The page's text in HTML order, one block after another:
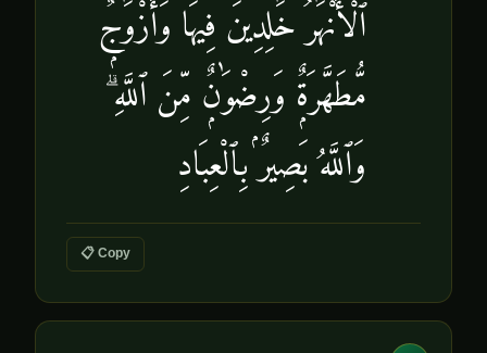
ٱلْأَنْهَٰرُ خَٰلِدِينَ فِيهَا وَأَزْوَٰجٌۭ
مُّطَهَّرَةٌۭ وَرِضْوَٰنٌۭ مِّنَ ٱللَّهِ ۗ
وَٱللَّهُ بَصِيرٌۢ بِٱلْعِبَادِ
📋 Copy